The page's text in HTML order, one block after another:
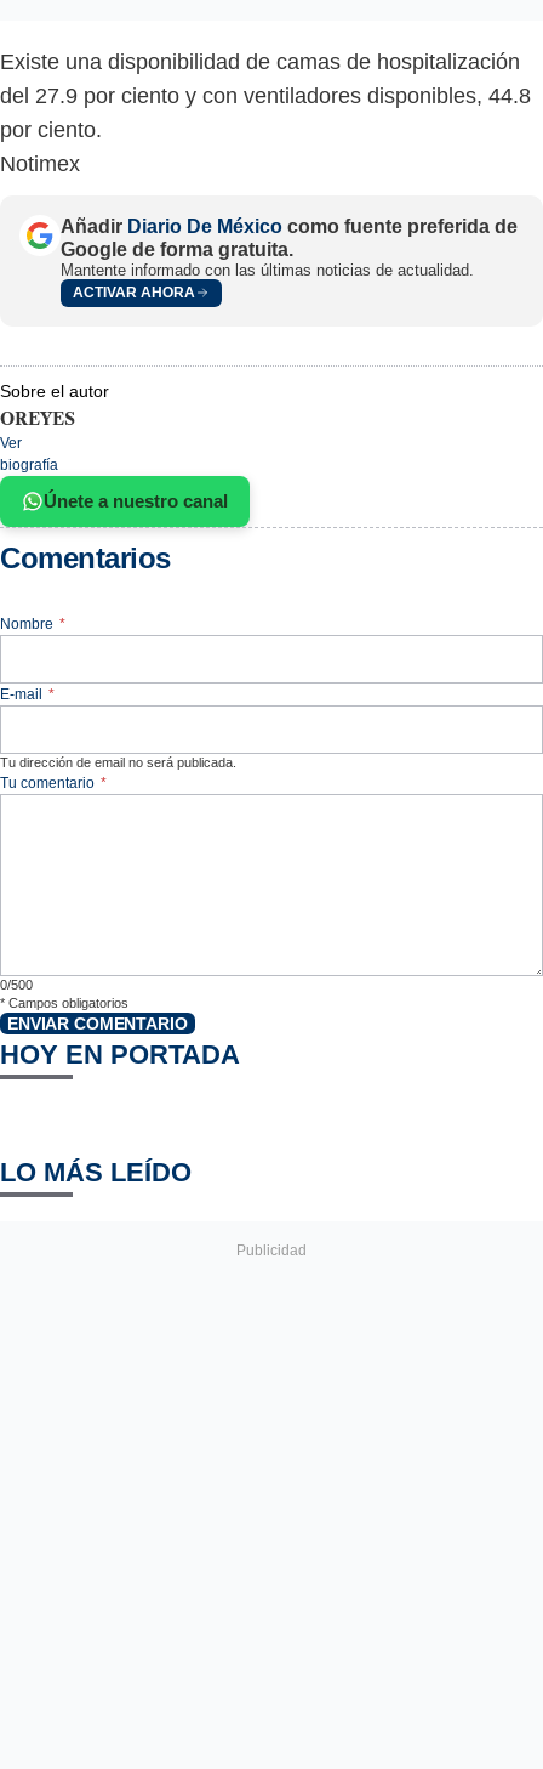
Existe una disponibilidad de camas de hospitalización
del 27.9 por ciento y con ventiladores disponibles, 44.8
por ciento.
Notimex
Añadir Diario De México como fuente preferida de
Google de forma gratuita.
Mantente informado con las últimas noticias de actualidad.
ACTIVAR AHORA
Sobre el autor
OREYES
Ver
biografía
Únete a nuestro canal
Comentarios
Nombre *
E-mail *
Tu dirección de email no será publicada.
Tu comentario *
0/500
* Campos obligatorios
ENVIAR COMENTARIO
HOY EN PORTADA
LO MÁS LEÍDO